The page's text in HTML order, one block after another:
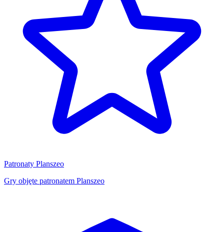
Patronaty Planszeo
Gry objęte patronatem Planszeo